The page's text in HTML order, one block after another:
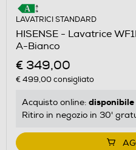
LAVATRICI STANDARD
HISENSE - Lavatrice
A-Bianco
€ 349,00
€ 499,00consigliato
Acquisto online: disponibile
Ritiro in negozio in 30'